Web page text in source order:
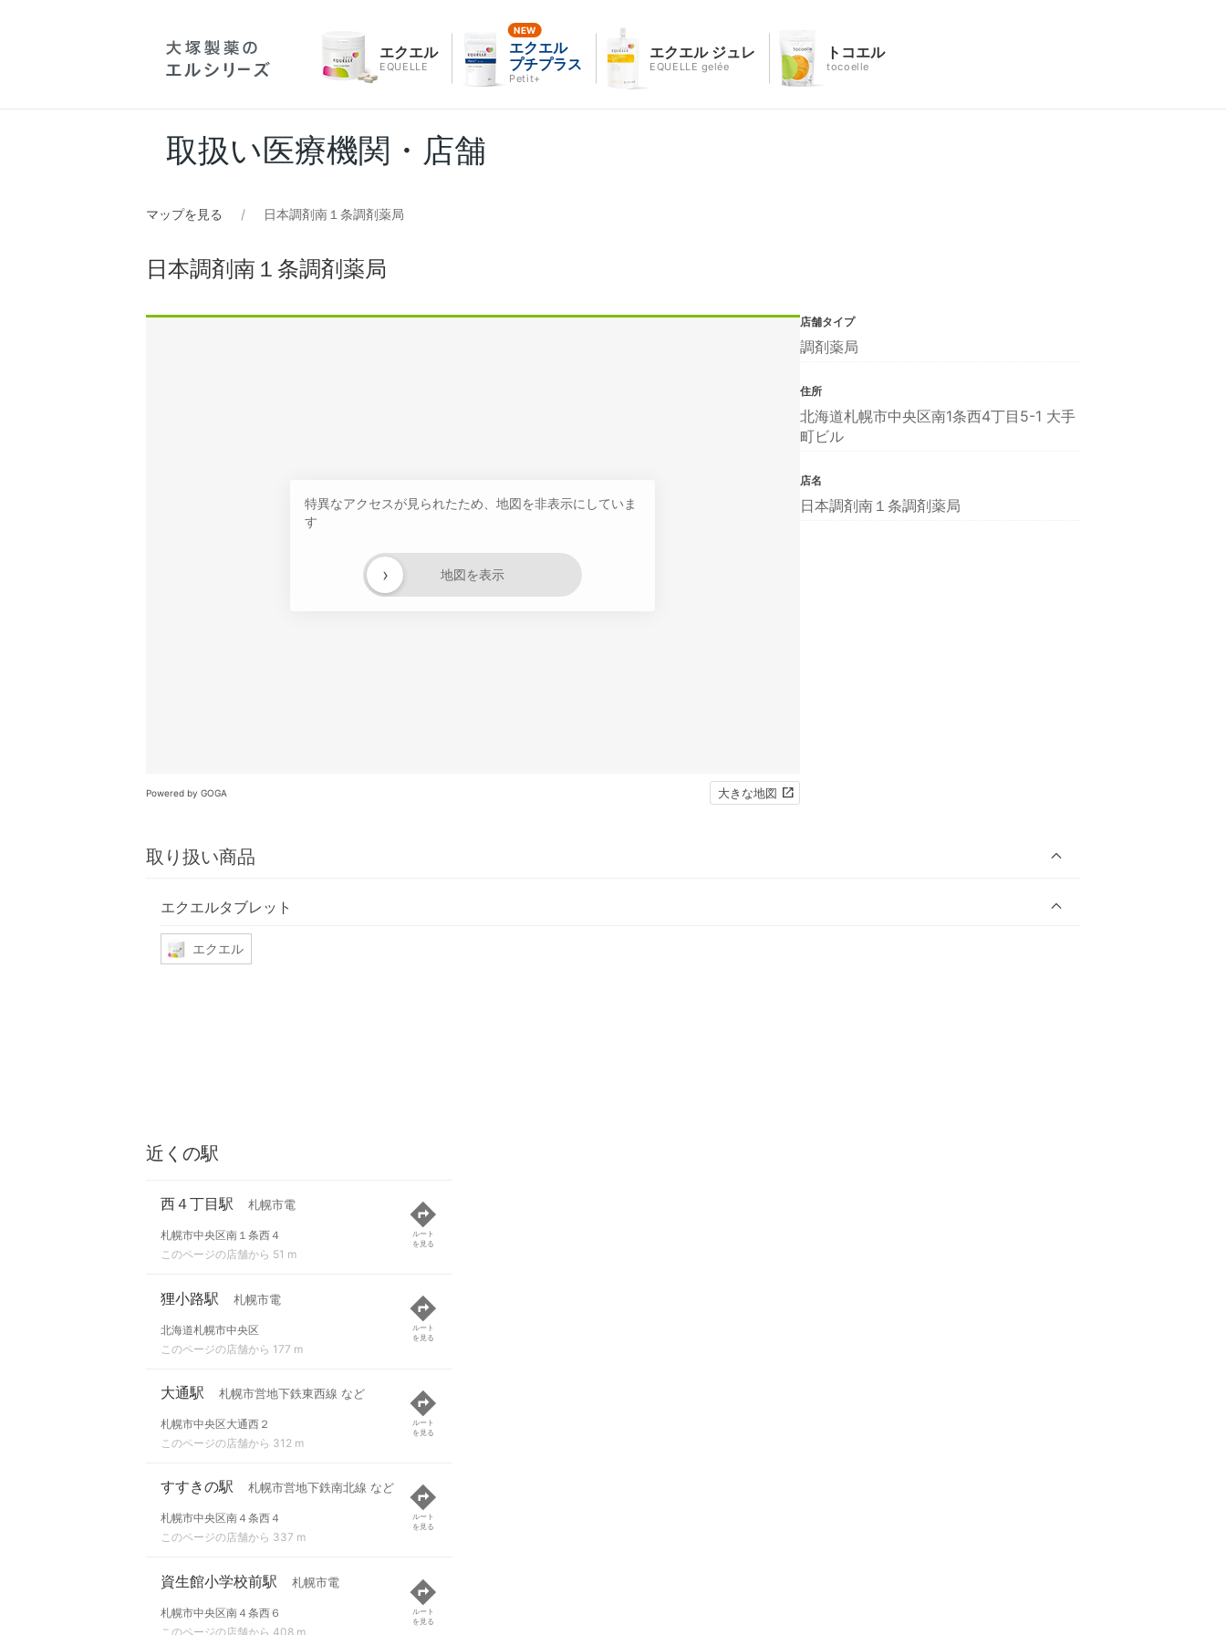
エクエル
EQUELLE
エクエル
プチプラス
Petit+
エクエル ジュレ
EQUELLE gelée
トコエル
tocoelle
取扱い医療機関・店舗
マップを見る 日本調剤南１条調剤薬局
日本調剤南１条調剤薬局
特異なアクセスが見られたため、地図を非表示にしていま
す
地図を表示
›
Powered by GOGA 大きな地図
取り扱い商品
エクエルタブレット
エクエル
店舗タイプ
調剤薬局
住所
北海道札幌市中央区南1条西4丁目5-1 大手
町ビル
店名
日本調剤南１条調剤薬局
近くの駅
西４丁目駅 札幌市電
札幌市中央区南１条西４
このページの店舗から 51 m
ルート
を見る
狸小路駅 札幌市電
北海道札幌市中央区
このページの店舗から 177 m
ルート
を見る
大通駅 札幌市営地下鉄東西線 など
札幌市中央区大通西２
このページの店舗から 312 m
ルート
を見る
すすきの駅 札幌市営地下鉄南北線 など
札幌市中央区南４条西４
このページの店舗から 337 m
ルート
を見る
資生館小学校前駅 札幌市電
札幌市中央区南４条西６
このページの店舗から 408 m
ルート
を見る